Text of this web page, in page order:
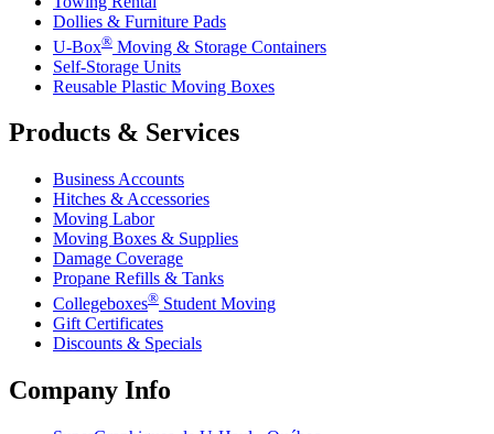
Dollies & Furniture Pads
U-Box® Moving & Storage Containers
Self-Storage Units
Reusable Plastic Moving Boxes
Products & Services
Business Accounts
Hitches & Accessories
Moving Labor
Moving Boxes & Supplies
Damage Coverage
Propane Refills & Tanks
Collegeboxes® Student Moving
Gift Certificates
Discounts & Specials
Company Info